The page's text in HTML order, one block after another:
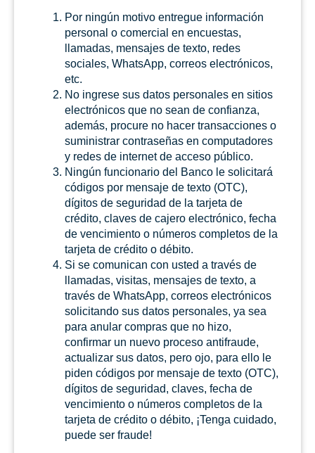
Por ningún motivo entregue información
personal o comercial en encuestas,
llamadas, mensajes de texto, redes
sociales, WhatsApp, correos electrónicos,
etc.
No ingrese sus datos personales en sitios
electrónicos que no sean de confianza,
además, procure no hacer transacciones o
suministrar contraseñas en computadores
y redes de internet de acceso público.
Ningún funcionario del Banco le solicitará
códigos por mensaje de texto (OTC),
dígitos de seguridad de la tarjeta de
crédito, claves de cajero electrónico, fecha
de vencimiento o números completos de la
tarjeta de crédito o débito.
Si se comunican con usted a través de
llamadas, visitas, mensajes de texto, a
través de WhatsApp, correos electrónicos
solicitando sus datos personales, ya sea
para anular compras que no hizo,
confirmar un nuevo proceso antifraude,
actualizar sus datos, pero ojo, para ello le
piden códigos por mensaje de texto (OTC),
dígitos de seguridad, claves, fecha de
vencimiento o números completos de la
tarjeta de crédito o débito, ¡Tenga cuidado,
puede ser fraude!